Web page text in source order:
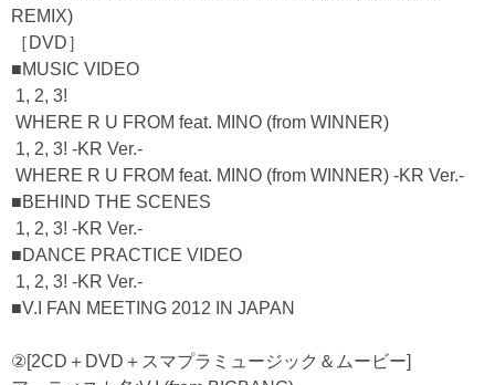
REMIX)
［DVD］
■MUSIC VIDEO
1, 2, 3!
WHERE R U FROM feat. MINO (from WINNER)
1, 2, 3! -KR Ver.-
WHERE R U FROM feat. MINO (from WINNER) -KR Ver.-
■BEHIND THE SCENES
1, 2, 3! -KR Ver.-
■DANCE PRACTICE VIDEO
1, 2, 3! -KR Ver.-
■V.I FAN MEETING 2012 IN JAPAN
②[2CD＋DVD＋スマプラミュージック＆ムービー]